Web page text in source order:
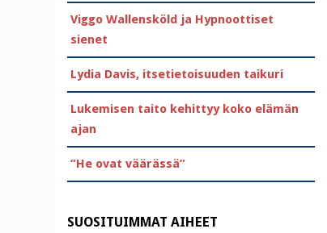
Viggo Wallensköld ja Hypnoottiset
sienet
Lydia Davis, itsetietoisuuden taikuri
Lukemisen taito kehittyy koko elämän
ajan
”He ovat väärässä”
SUOSITUIMMAT AIHEET